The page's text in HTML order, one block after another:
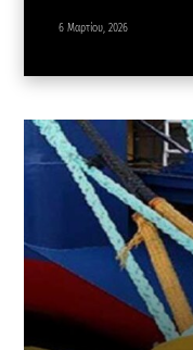
6 Μαρτίου, 2026